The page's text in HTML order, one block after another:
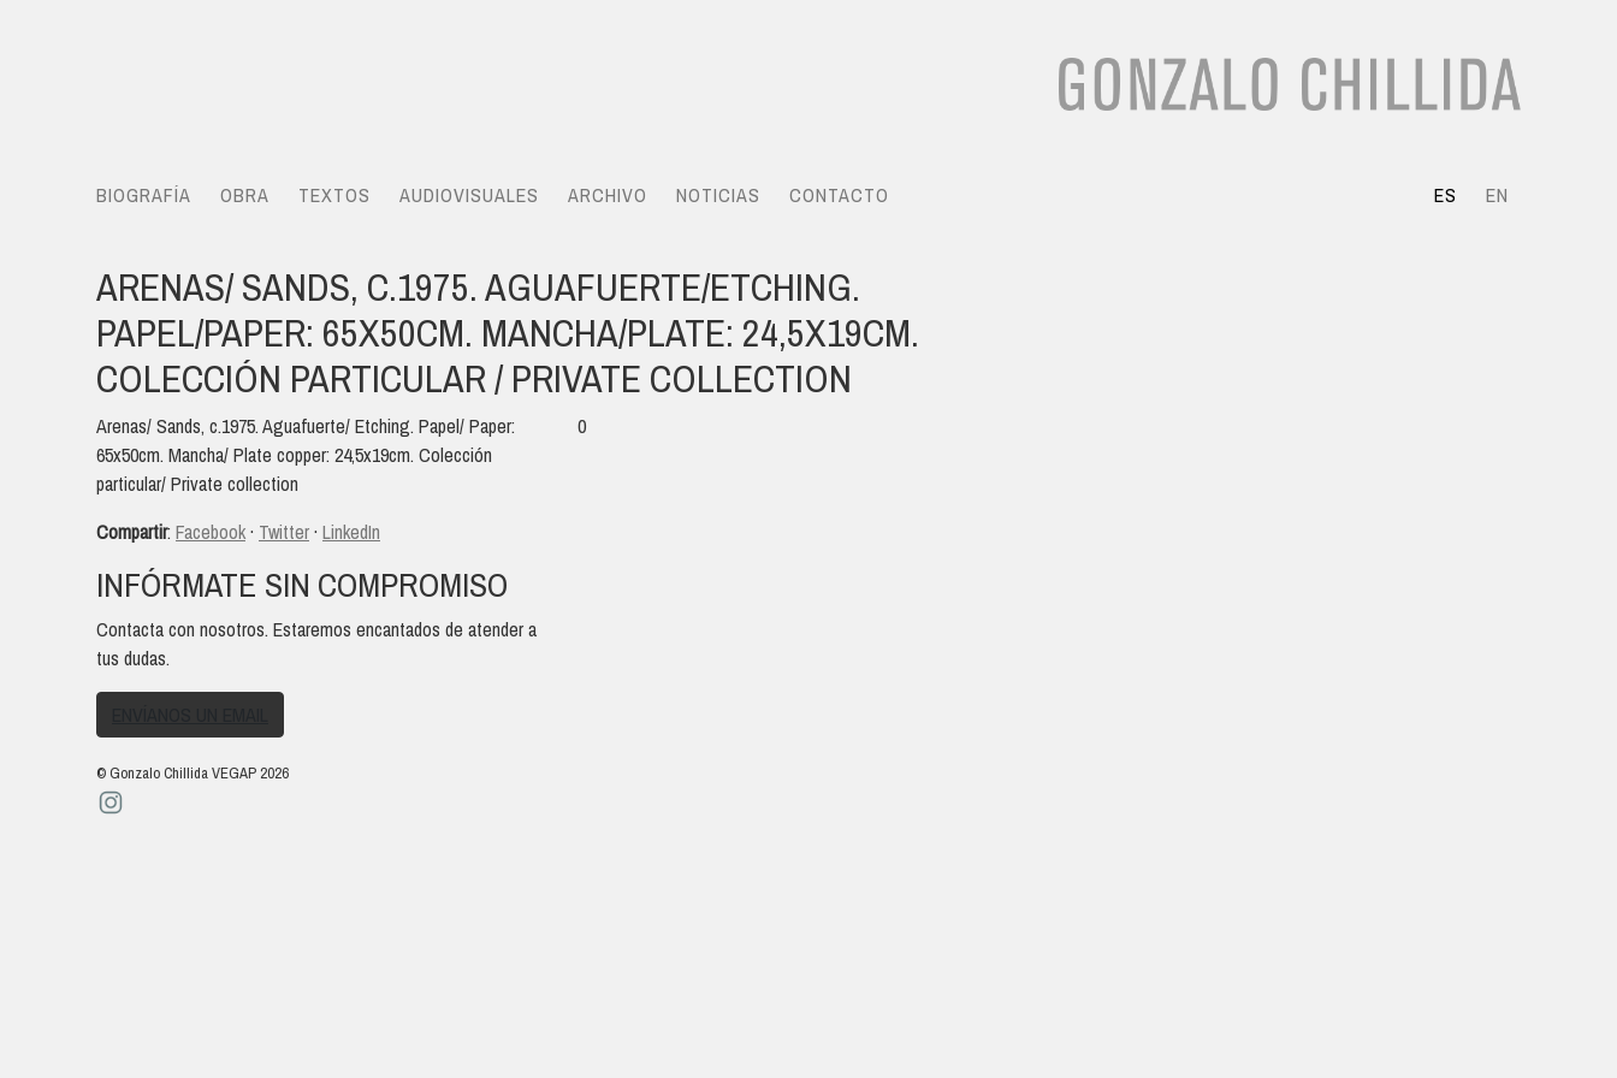
BIOGRAFÍA OBRA TEXTOS AUDIOVISUALES ARCHIVO NOTICIAS CONTACTO ES EN
ARENAS/ SANDS, C.1975. AGUAFUERTE/ETCHING.
PAPEL/PAPER: 65X50CM. MANCHA/PLATE: 24,5X19CM.
COLECCIÓN PARTICULAR / PRIVATE COLLECTION
Arenas/ Sands, c.1975. Aguafuerte/ Etching. Papel/ Paper:
65x50cm. Mancha/ Plate copper: 24,5x19cm. Colección
particular/ Private collection
Compartir: Facebook· Twitter· LinkedIn
INFÓRMATE SIN COMPROMISO
Contacta con nosotros. Estaremos encantados de atender a
tus dudas.
0
© Gonzalo Chillida VEGAP 2026